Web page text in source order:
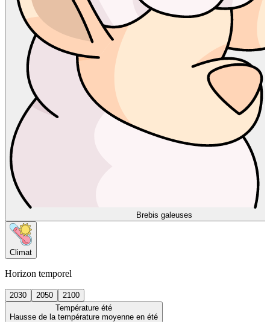
Brebis galeuses
Climat
Horizon temporel
2030 2050
2100
Température été
Hausse de la température moyenne en été